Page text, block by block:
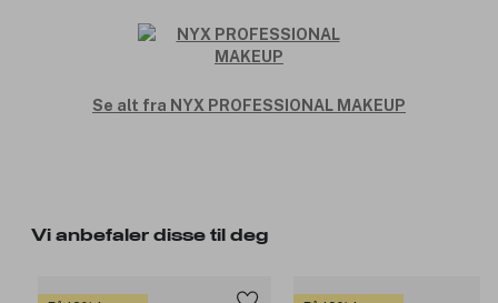
Se alt fra NYX PROFESSIONAL MAKEUP
Vi anbefaler disse til deg